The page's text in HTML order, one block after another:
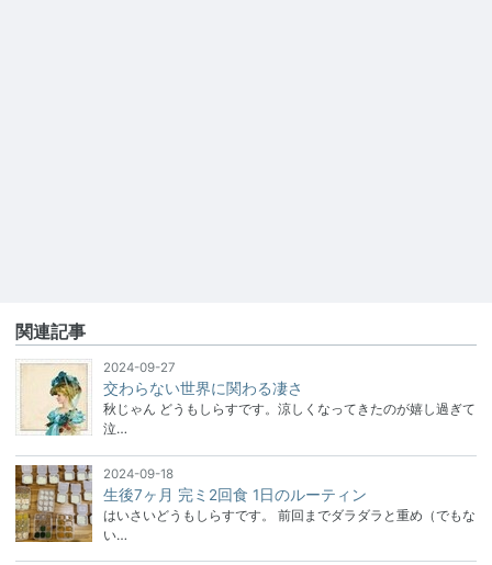
関連記事
2024-09-27
交わらない世界に関わる凄さ
秋じゃん どうもしらすです。涼しくなってきたのが嬉し過ぎて
泣…
2024-09-18
生後7ヶ月 完ミ2回食 1日のルーティン
はいさいどうもしらすです。 前回までダラダラと重め（でもな
い…